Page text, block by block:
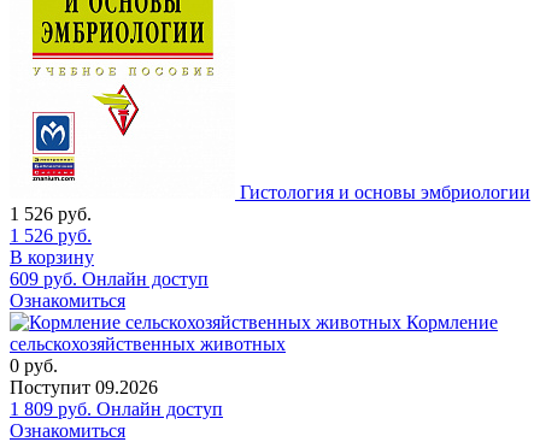
Гистология и основы эмбриологии
1 526 руб.
1 526 руб.
В корзину
609 руб. Онлайн доступ
Ознакомиться
Кормление
сельскохозяйственных животных
0 руб.
Поступит 09.2026
1 809 руб. Онлайн доступ
Ознакомиться